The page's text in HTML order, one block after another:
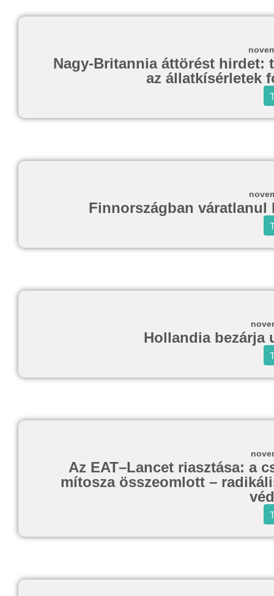
Nagy-Britannia áttörést
az állatkísérletek
Finnországban
Hollandia bezárja
Az EAT–Lancet riasztása: a
mítosza összeomlott –